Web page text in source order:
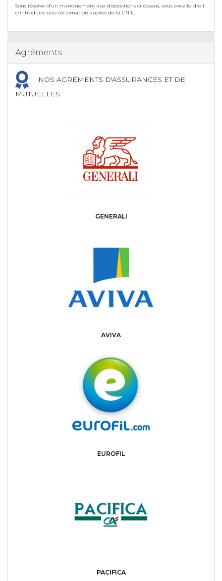
Sous réserve d’un manquement aux dispositions ci-dessus, vous avez le droit
d’introduire une réclamation auprès de la CNIL.
Agréments
NOS AGRÉMENTS D'ASSURANCES ET DE
MUTUELLES
GENERALI
AVIVA
EUROFIL
PACIFICA